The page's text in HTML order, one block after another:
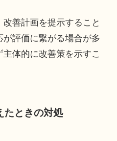
善計画を提示すること
評価に繋がる場合が多
体的に改善策を示すこ
たときの対処